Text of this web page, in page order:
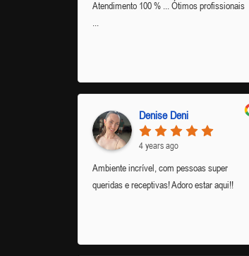
Atendimento 100 % ... Ótimos profissionais
Denise Deni
4 years ago
Ambiente incrível, com pessoas super
queridas e receptivas! Adoro estar aqui!!